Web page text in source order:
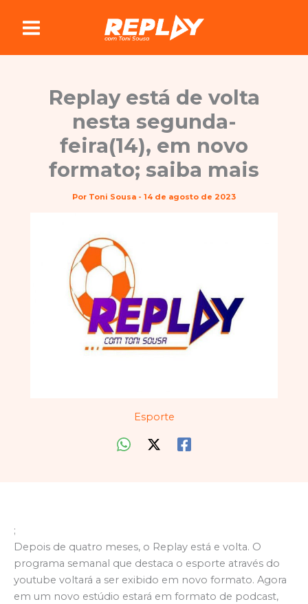
conteúdo
Replay está de volta
nesta segunda-
feira(14), em novo
formato; saiba mais
Por Toni Sousa - 14 de agosto de 2023
Esporte
;
Depois de quatro meses, o Replay está e volta. O
programa semanal que destaca o esporte através do
youtube voltará a ser exibido em novo formato. Agora
em um novo estúdio estará em formato de podcast,